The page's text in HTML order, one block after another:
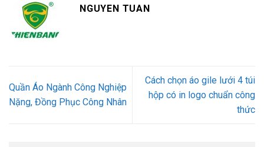
NGUYEN TUAN
Quần Áo Ngành Công Nghiệp
Nặng, Đồng Phục Công Nhân
Cách chọn áo gile lưới 4 túi
hộp có in logo chuẩn công
thức